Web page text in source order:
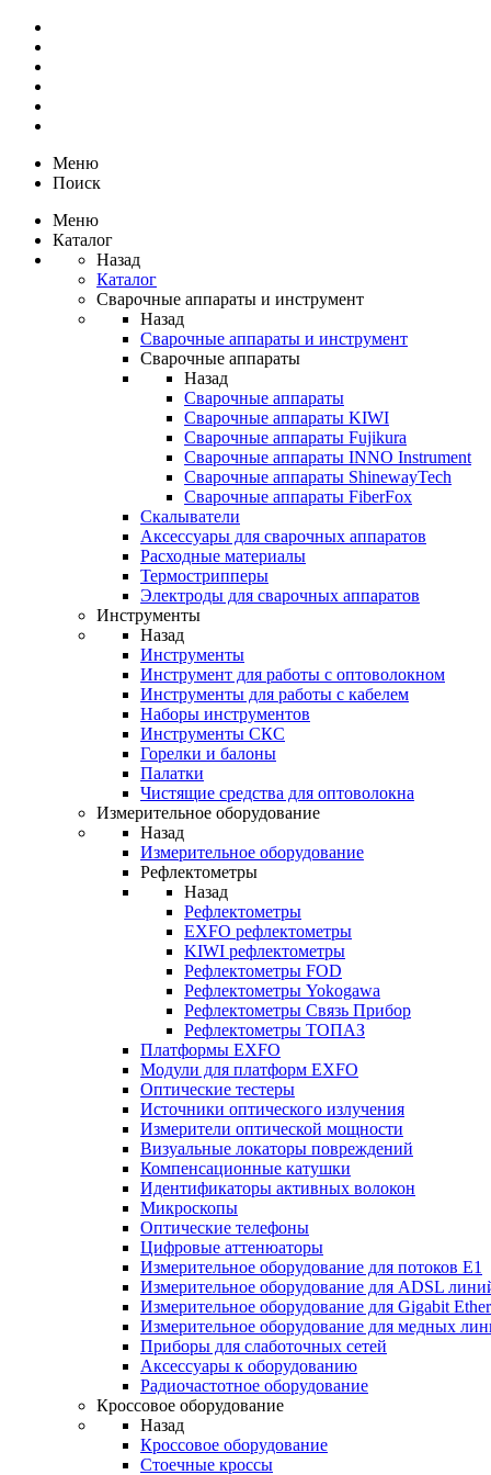
Меню
Поиск
Меню
Каталог
Назад
Каталог
Сварочные аппараты и инструмент
Назад
Сварочные аппараты и инструмент
Сварочные аппараты
Назад
Сварочные аппараты
Сварочные аппараты KIWI
Сварочные аппараты Fujikura
Сварочные аппараты INNO Instrument
Сварочные аппараты ShinewayTech
Cварочные аппараты FiberFox
Скалыватели
Аксессуары для сварочных аппаратов
Расходные материалы
Термострипперы
Электроды для сварочных аппаратов
Инструменты
Назад
Инструменты
Инструмент для работы с оптоволокном
Инструменты для работы с кабелем
Наборы инструментов
Инструменты СКС
Горелки и балоны
Палатки
Чистящие средства для оптоволокна
Измерительное оборудование
Назад
Измерительное оборудование
Рефлектометры
Назад
Рефлектометры
EXFO рефлектометры
KIWI рефлектометры
Рефлектометры FOD
Рефлектометры Yokogawa
Рефлектометры Связь Прибор
Рефлектометры ТОПАЗ
Платформы EXFO
Модули для платформ EXFO
Оптические тестеры
Источники оптического излучения
Измерители оптической мощности
Визуальные локаторы повреждений
Компенсационные катушки
Идентификаторы активных волокон
Микроскопы
Оптические телефоны
Цифровые аттенюаторы
Измерительное оборудование для потоков Е1
Измерительное оборудование для ADSL
Измерительное оборудование для Gigabit
Измерительное оборудование для медных
Приборы для слаботочных сетей
Аксессуары к оборудованию
Радиочастотное оборудование
Кроссовое оборудование
Назад
Кроссовое оборудование
Стоечные кроссы